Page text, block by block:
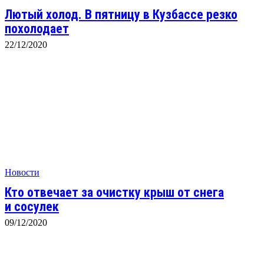
Лютый холод. В пятницу в Кузбассе резко
похолодает
22/12/2020
Новости
Кто отвечает за очистку крыш от снега
и сосулек
09/12/2020